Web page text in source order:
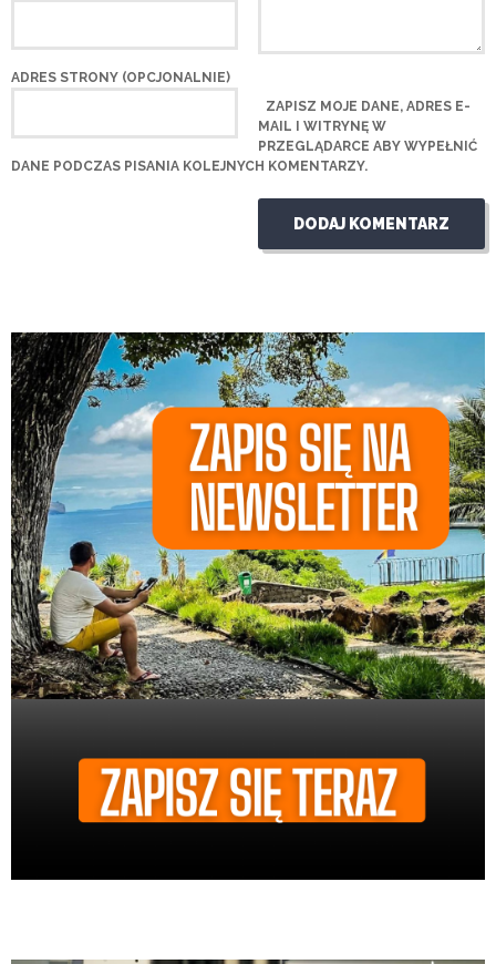
ADRES STRONY (OPCJONALNIE)
ZAPISZ MOJE DANE, ADRES E-
MAIL I WITRYNĘ W
PRZEGLĄDARCE ABY WYPEŁNIĆ
DANE PODCZAS PISANIA KOLEJNYCH KOMENTARZY.